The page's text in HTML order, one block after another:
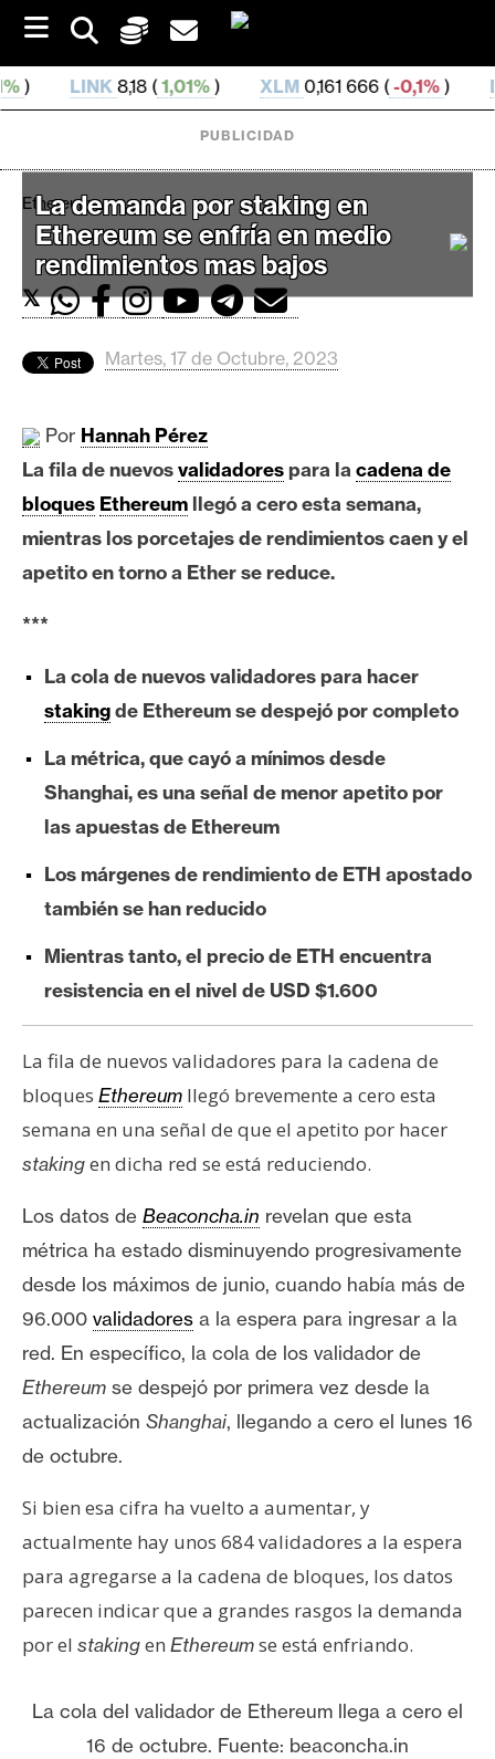
p
t
o
8,18 ( 1,01%) XLM0,161 666 (-0,1% ) DAI0,999
C
r
i
t
e
r
c
d
o
B
i
c
o
i
t
h
e
u
m
A
n
á
l
i
s
i
N
o
a
d
e
PUBLICIDAD
Ethereum
La demanda por staking en
Ethereum se enfría en medio
rendimientos mas bajos
𝕏
Martes, 17 de Octubre, 2023
Por Hannah Pérez
La fila de nuevosvalidadorespara la cadena de
bloques Ethereum llegó a cero esta semana,
mientras los porcetajes de rendimientos caen y el
apetito en torno a Ether se reduce.
***
La cola de nuevos validadores para hacer
stakingde Ethereum se despejó por completo
La métrica, que cayó a mínimos desde
Shanghai, es una señal de menor apetito por
las apuestas de Ethereum
Los márgenes de rendimiento de ETH apostado
también se han reducido
Mientras tanto, el precio de ETH encuentra
resistencia en el nivel de USD $1.600
La fila de nuevos validadores para la cadena de
bloques Ethereum llegó brevemente a cero esta
semana en una señal de que el apetito por hacer
stakingen dicha red se está reduciendo.
Los datos de Beaconcha.in revelan que esta
métrica ha estado disminuyendo progresivamente
desde los máximos de junio, cuando había más de
96.000 validadores a la espera para ingresar a la
red. En específico, la cola de los validador de
Ethereum se despejó por primera vez desde la
actualización Shanghai, llegando a cero el lunes 16
de octubre.
Si bien esa cifra ha vuelto a aumentar, y
actualmente hay unos 684 validadores a la espera
para agregarse a la cadena de bloques, los datos
parecen indicar que a grandes rasgos la demanda
por el stakingen Ethereumse está enfriando.
La cola del validador de Ethereum llega a cero el
16 de octubre. Fuente: beaconcha.in